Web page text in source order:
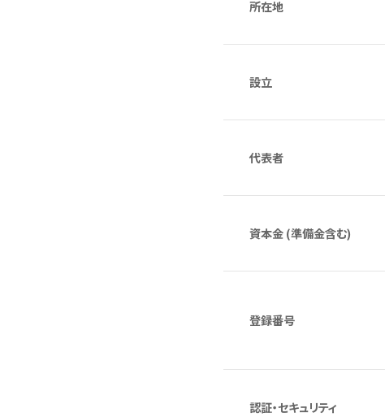
所在地
設立
代表者
資本金 (準備金含む)
登録番号
認証・セキュリティ